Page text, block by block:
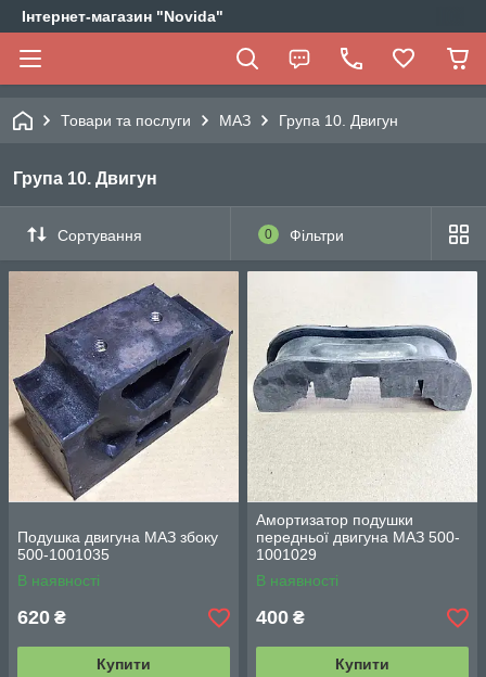
Інтернет-магазин "Novida"
Товари та послуги МАЗ Група 10. Двигун
Група 10. Двигун
Сортування 0 Фільтри
Подушка двигуна МАЗ збоку
500-1001035
В наявності
620 ₴
Купити
Амортизатор подушки
передньої двигуна МАЗ 500-
1001029
В наявності
400 ₴
Купити